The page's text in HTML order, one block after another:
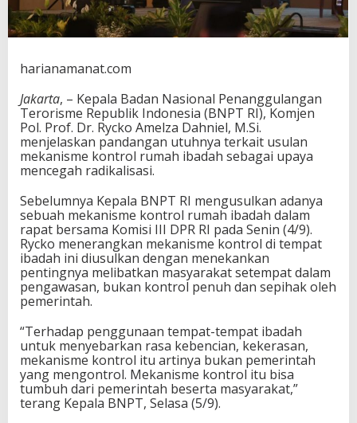
l
R
u
a
I
b
a
d
a
h
,
a
r
u
s
M
e
l
a
t
k
a
n
M
harianamanat.com
Jakarta, – Kepala Badan Nasional Penanggulangan
Terorisme Republik Indonesia (BNPT RI), Komjen
Pol. Prof. Dr. Rycko Amelza Dahniel, M.Si.
menjelaskan pandangan utuhnya terkait usulan
mekanisme kontrol rumah ibadah sebagai upaya
mencegah radikalisasi.
Sebelumnya Kepala BNPT RI mengusulkan adanya
sebuah mekanisme kontrol rumah ibadah dalam
rapat bersama Komisi III DPR RI pada Senin (4/9).
Rycko menerangkan mekanisme kontrol di tempat
ibadah ini diusulkan dengan menekankan
pentingnya melibatkan masyarakat setempat dalam
pengawasan, bukan kontrol penuh dan sepihak oleh
pemerintah.
“Terhadap penggunaan tempat-tempat ibadah
untuk menyebarkan rasa kebencian, kekerasan,
mekanisme kontrol itu artinya bukan pemerintah
yang mengontrol. Mekanisme kontrol itu bisa
tumbuh dari pemerintah beserta masyarakat,”
terang Kepala BNPT, Selasa (5/9).